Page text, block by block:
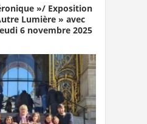
»/ Exposition
Lumière » avec
6 novembre 2025